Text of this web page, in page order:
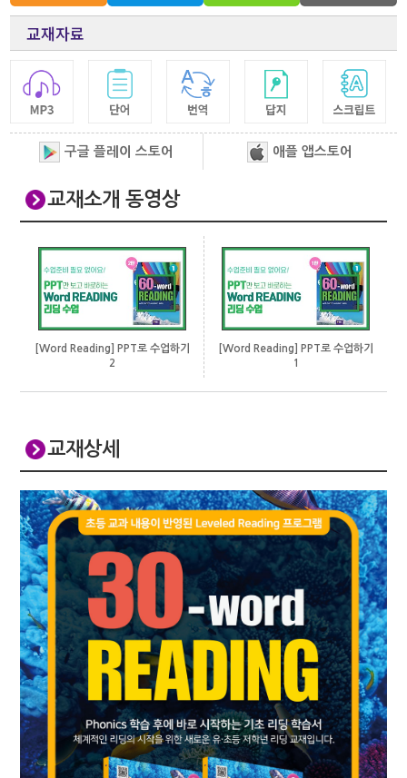
교재자료
구글 플레이 스토어 애플 앱스토어
교재소개 동영상
[Word Reading] PPT로 수업하기
2
[Word Reading] PPT로 수업하기
1
교재상세